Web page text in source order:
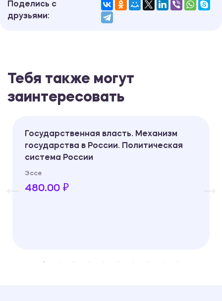
Поделись с
друзьями:
Тебя также могут
заинтересовать
Государственная власть. Механизм
государства в России. Политическая
система России
Эссе
480.00 ₽